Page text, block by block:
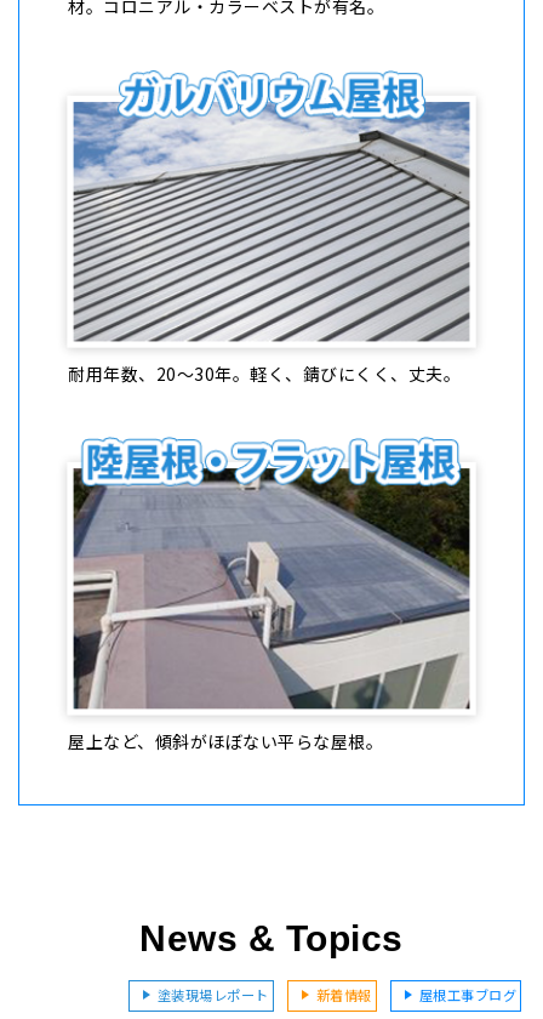
材。コロニアル・カラーベストが有名。
耐⽤年数、20〜30年。軽く、錆びにくく、丈夫。
屋上など、傾斜がほぼない平らな屋根。
News & Topics
塗装現場レポート 新着情報 屋根工事ブログ